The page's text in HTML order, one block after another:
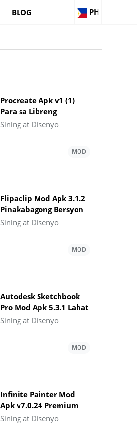
BLOG PH
Procreate Apk v1 (1)
Para sa Libreng
Download ng Android
Sining at Disenyo
Flipaclip Mod Apk 3.1.2
Pinakabagong Bersyon
Download
Sining at Disenyo
Autodesk Sketchbook
Pro Mod Apk 5.3.1 Lahat
ay Na-unlock
Sining at Disenyo
Infinite Painter Mod
Apk v7.0.24 Premium
Unlocked
Sining at Disenyo